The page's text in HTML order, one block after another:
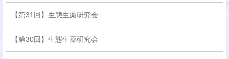
【第31回】生態生薬研究会
【第30回】生態生薬研究会